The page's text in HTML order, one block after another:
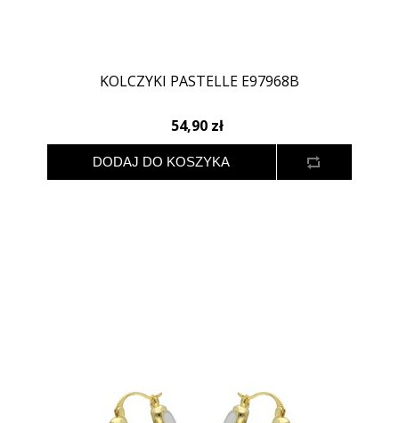
KOLCZYKI PASTELLE E97968B
54,90 zł